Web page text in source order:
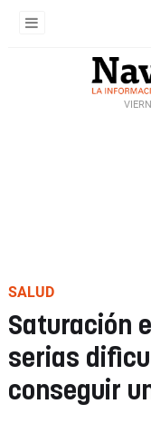
SALUD
Saturación
serias
conseguir